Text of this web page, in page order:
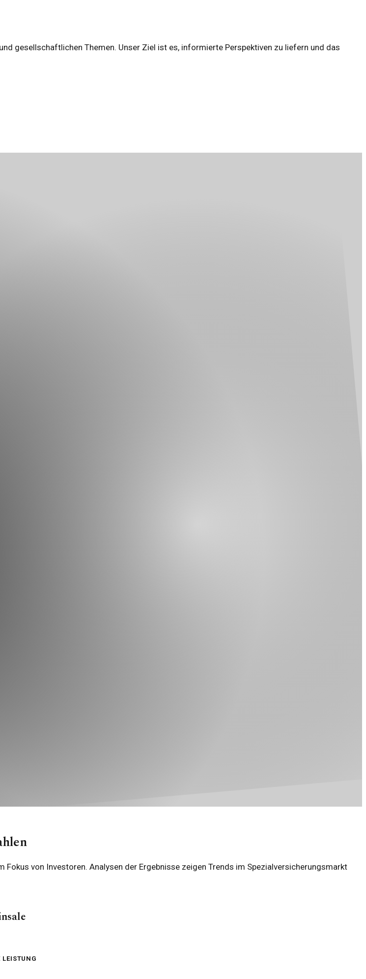
gesellschaftlichen Themen. Unser Ziel ist es, informierte Perspektiven zu liefern und das
von Investoren. Analysen der Ergebnisse zeigen Trends im Spezialversicherungsmarkt